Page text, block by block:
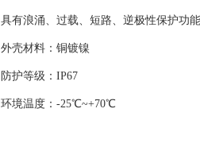
具有浪涌、过载、短路、逆极性保护功能
外壳材料：铜镀镍
防护等级：IP67
环境温度：-25℃~+70℃